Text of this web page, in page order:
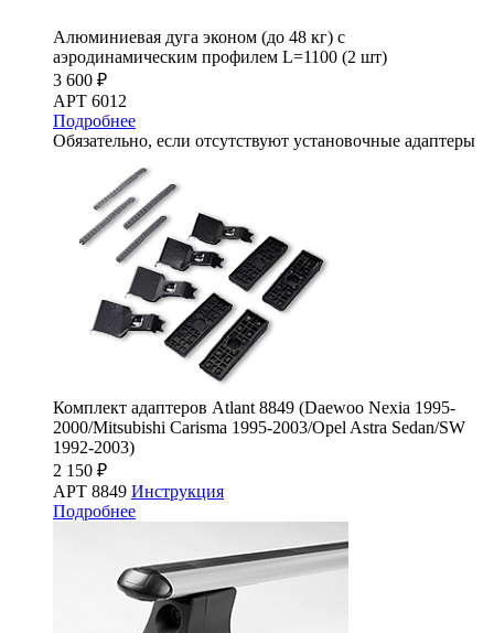
Алюминиевая дуга эконом (до 48 кг) с
аэродинамическим профилем L=1100 (2 шт)
3 600 ₽
АРТ 6012
Подробнее
Обязательно, если отсутствуют установочные адаптеры
Комплект адаптеров Atlant 8849 (Daewoo Nexia 1995-
2000/Mitsubishi Carisma 1995-2003/Opel Astra Sedan/SW
1992-2003)
2 150 ₽
АРТ 8849 Инструкция
Подробнее